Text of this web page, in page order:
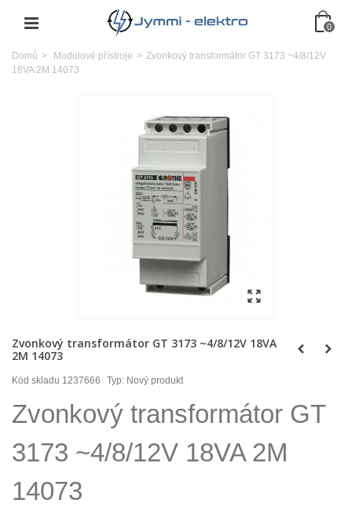
0
Domů > Modulové přístroje > Zvonkový transformátor GT 3173 ~4/8/12V
18VA 2M 14073
Zvonkový transformátor GT 3173 ~4/8/12V 18VA
2M 14073
Kód skladu 1237666 Typ: Nový produkt
Zvonkový transformátor GT
3173 ~4/8/12V 18VA 2M
14073